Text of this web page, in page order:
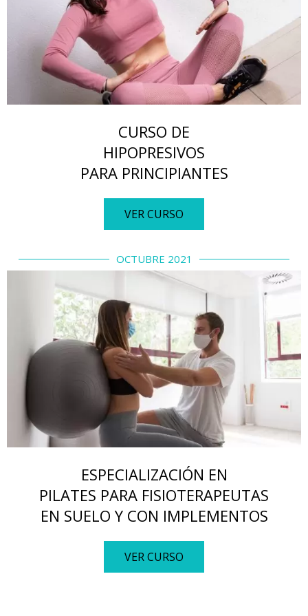
CURSO DE
HIPOPRESIVOS
PARA PRINCIPIANTES
VER CURSO
OCTUBRE 2021
ESPECIALIZACIÓN EN
PILATES PARA FISIOTERAPEUTAS
EN SUELO Y CON IMPLEMENTOS
VER CURSO